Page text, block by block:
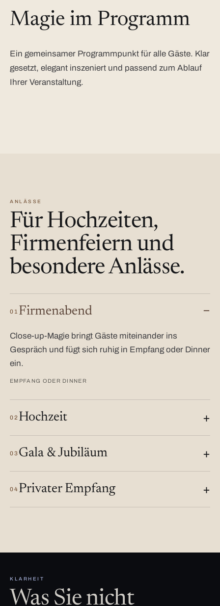
Magie im Programm
Ein gemeinsamer Programmpunkt für alle Gäste. Klar
gesetzt, elegant inszeniert und passend zum Ablauf
Ihrer Veranstaltung.
ANLÄSSE
Für Hochzeiten,
Firmenfeiern und
besondere Anlässe.
01 Firmenabend
Close-up-Magie bringt Gäste miteinander ins
Gespräch und fügt sich ruhig in Empfang oder Dinner
ein.
EMPFANG ODER DINNER
02 Hochzeit
03 Gala & Jubiläum
04 Privater Empfang
KLARHEIT
Was Sie nicht